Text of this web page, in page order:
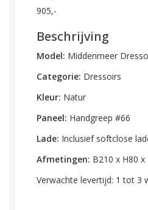
905,-
Beschrijving
Model: Middenmeer
Categorie: Dressoirs
Kleur: Natur
Paneel: Handgreep #66
Lade: Inclusief softclose
Afmetingen: B210 x H80 x
Verwachte levertijd: 1 tot 3